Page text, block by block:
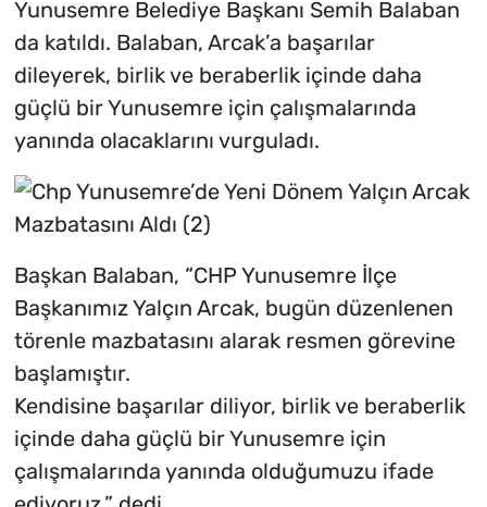
Yunusemre Belediye Başkanı Semih Balaban
da katıldı. Balaban, Arcak’a başarılar
dileyerek, birlik ve beraberlik içinde daha
güçlü bir Yunusemre için çalışmalarında
yanında olacaklarını vurguladı.
Başkan Balaban, “CHP Yunusemre İlçe
Başkanımız Yalçın Arcak, bugün düzenlenen
törenle mazbatasını alarak resmen görevine
başlamıştır.
Kendisine başarılar diliyor, birlik ve beraberlik
içinde daha güçlü bir Yunusemre için
çalışmalarında yanında olduğumuzu ifade